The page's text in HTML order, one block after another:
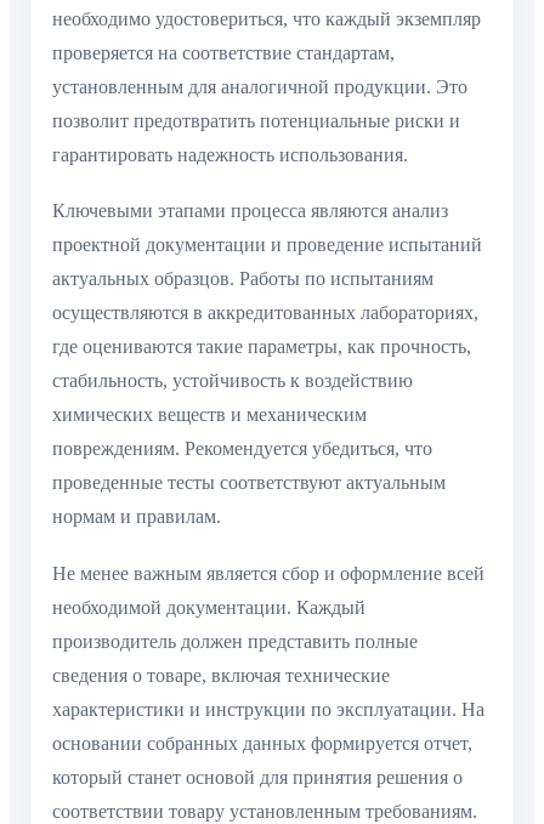
необходимо удостовериться, что каждый экземпляр
проверяется на соответствие стандартам,
установленным для аналогичной продукции. Это
позволит предотвратить потенциальные риски и
гарантировать надежность использования.
Ключевыми этапами процесса являются анализ
проектной документации и проведение испытаний
актуальных образцов. Работы по испытаниям
осуществляются в аккредитованных лабораториях,
где оцениваются такие параметры, как прочность,
стабильность, устойчивость к воздействию
химических веществ и механическим
повреждениям. Рекомендуется убедиться, что
проведенные тесты соответствуют актуальным
нормам и правилам.
Не менее важным является сбор и оформление всей
необходимой документации. Каждый
производитель должен представить полные
сведения о товаре, включая технические
характеристики и инструкции по эксплуатации. На
основании собранных данных формируется отчет,
который станет основой для принятия решения о
соответствии товару установленным требованиям.